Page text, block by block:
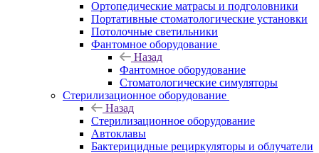
Ортопедические матрасы и подголовники
Портативные стоматологические установки
Потолочные светильники
Фантомное оборудование
Назад
Фантомное оборудование
Стоматологические симуляторы
Стерилизационное оборудование
Назад
Стерилизационное оборудование
Автоклавы
Бактерицидные рециркуляторы и облучатели